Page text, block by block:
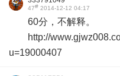
47# 2014-12-12 04:17
60分，不解释。
http://
u=19000407